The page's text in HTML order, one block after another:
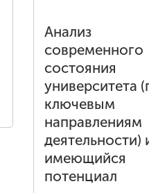
Анализ
современного
состояния
университета
ключевым
направлениям
деятельности)
имеющийся
потенциал